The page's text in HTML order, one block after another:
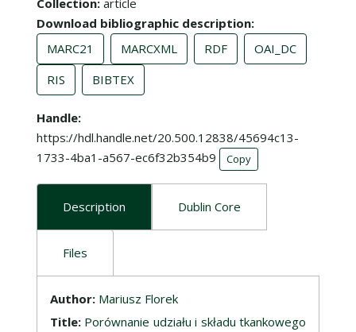
Download bibliographic description
MARC21
MARCXML RDF
OAI_DC
RIS
BIBTEX
Handle
https://hdl.handle.net/20.500.12838/45694c13-
1733-4ba1-a567-ec6f32b354b9
Copy
Description Dublin Core
Files
Description
Author: Mariusz Florek
Title: Porównanie udziału i składu tkankowego